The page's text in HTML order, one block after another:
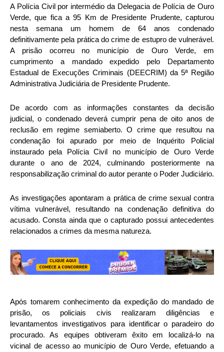
A Polícia Civil por intermédio da Delegacia de Polícia de Ouro
Verde, que fica a 95 Km de Presidente Prudente, capturou
nesta semana um homem de 64 anos condenado
definitivamente pela prática do crime de estupro de vulnerável.
A prisão ocorreu no município de Ouro Verde, em
cumprimento a mandado expedido pelo Departamento
Estadual de Execuções Criminais (DEECRIM) da 5ª Região
Administrativa Judiciária de Presidente Prudente.
De acordo com as informações constantes da decisão
judicial, o condenado deverá cumprir pena de oito anos de
reclusão em regime semiaberto. O crime que resultou na
condenação foi apurado por meio de Inquérito Policial
instaurado pela Polícia Civil no município de Ouro Verde
durante o ano de 2024, culminando posteriormente na
responsabilização criminal do autor perante o Poder Judiciário.
As investigações apontaram a prática de crime sexual contra
vítima vulnerável, resultando na condenação definitiva do
acusado. Consta ainda que o capturado possui antecedentes
relacionados a crimes da mesma natureza.
Após tomarem conhecimento da expedição do mandado de
prisão, os policiais civis realizaram diligências e
levantamentos investigativos para identificar o paradeiro do
procurado. As equipes obtiveram êxito em localizá-lo na
vicinal de acesso ao município de Ouro Verde, efetuando a